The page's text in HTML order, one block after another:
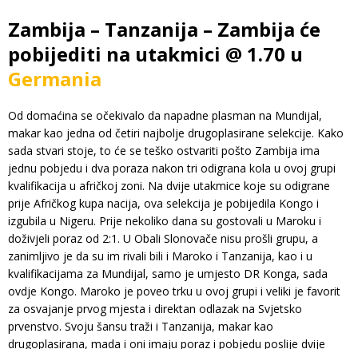
Zambija – Tanzanija – Zambija će
pobijediti na utakmici @ 1.70 u
Germania
Od domaćina se očekivalo da napadne plasman na Mundijal,
makar kao jedna od četiri najbolje drugoplasirane selekcije. Kako
sada stvari stoje, to će se teško ostvariti pošto Zambija ima
jednu pobjedu i dva poraza nakon tri odigrana kola u ovoj grupi
kvalifikacija u afričkoj zoni. Na dvije utakmice koje su odigrane
prije Afričkog kupa nacija, ova selekcija je pobijedila Kongo i
izgubila u Nigeru. Prije nekoliko dana su gostovali u Maroku i
doživjeli poraz od 2:1. U Obali Slonovače nisu prošli grupu, a
zanimljivo je da su im rivali bili i Maroko i Tanzanija, kao i u
kvalifikacijama za Mundijal, samo je umjesto DR Konga, sada
ovdje Kongo. Maroko je poveo trku u ovoj grupi i veliki je favorit
za osvajanje prvog mjesta i direktan odlazak na Svjetsko
prvenstvo. Svoju šansu traži i Tanzanija, makar kao
drugoplasirana, mada i oni imaju poraz i pobjedu poslije dvije